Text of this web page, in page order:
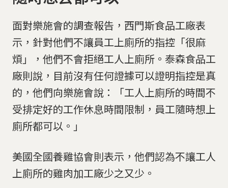
面對樂施會的調查報告，西門斯食品工廠表
示，針對他們不讓員工上廁所的指控「很麻
煩」，他們不會拒絕工人上廁所。泰森食品工
廠則說，目前沒有任何證據可以證明指控是真
的，他們向樂施會說：「工人上廁所的時間不
受排定好的工作休息時間限制，員工隨時想上
廁所都可以。」
美國全國養雞協會則表示，他們認為不讓工人
上廁所的雞肉加工廠少之又少。